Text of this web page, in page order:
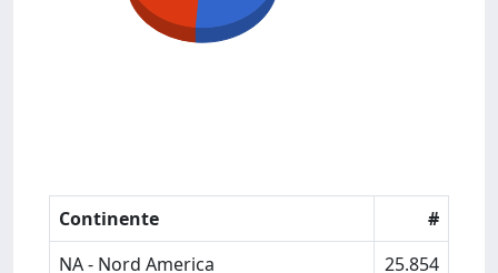
Continente
#
NA - Nord America
25.854